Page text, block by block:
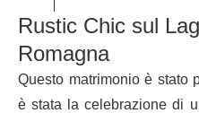
Rustic Chic sul
Romagna
Questo matrimonio è
è stata la celebrazione di